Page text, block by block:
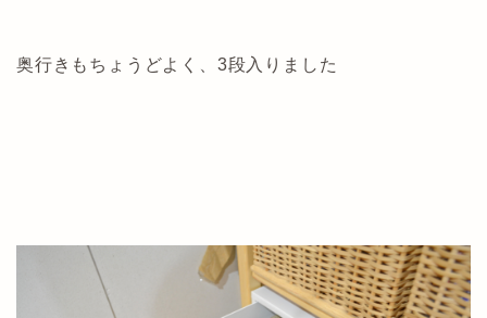
奥行きもちょうどよく、3段入りました